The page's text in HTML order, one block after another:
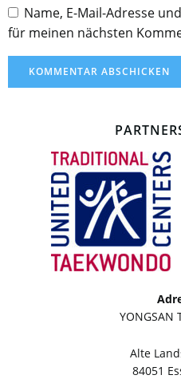
Name, E-Mail-Adresse
für meinen nächsten
YONGSAN
Alte
84051